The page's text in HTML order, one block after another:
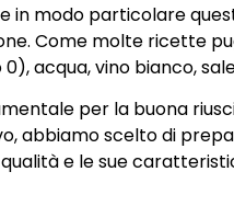
in modo particolare
Come molte ricette
acqua, vino bianco,
per la buona
abbiamo scelto di
e le sue